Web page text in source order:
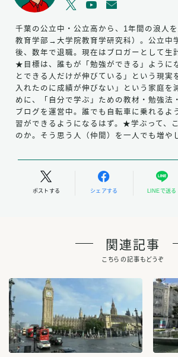
千葉の公立中・公立高から、1年間の浪人
教育学部→大学院教育学研究科）。公立中
後、数年で退職。現在はブロガーとして生
★目標は、誰もが「勉強ができる」ように
とできる人だけが伸びている」という現実
入れたのに成績が伸びない」という家庭を
めに、「自分で学ぶ」ための教材・勉強法
ブログを運営中。誰でも自転車に乗れるよ
習ができるようになるはず。★学ぶって、
のか。そう思う人（仲間）を一人でも増や
ポストする シェアする LINEで送る
関連記事
こちらの記事もどうぞ